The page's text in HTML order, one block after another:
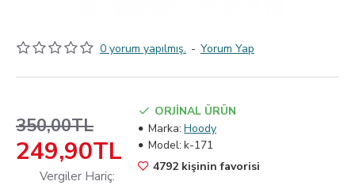
0 yorum yapılmış. - Yorum Yap
249,90TL
350,00TL
Vergiler Hariç:
ORJİNAL ÜRÜN
Marka: Hoody
Model: k-171
4792 kişinin favorisi